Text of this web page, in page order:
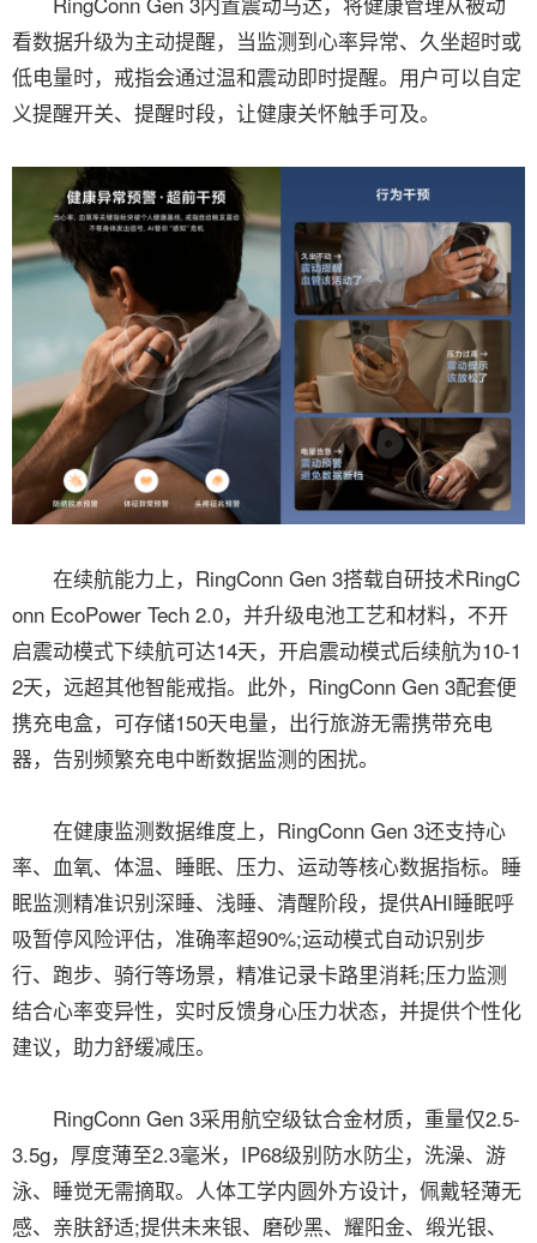
看数据升级为主动提醒，当监测到心率异常、久坐超时或
低电量时，戒指会通过温和震动即时提醒。用户可以自定
义提醒开关、提醒时段，让健康关怀触手可及。
在续航能力上，RingConn Gen 3搭载自研技术RingC
onn EcoPower Tech 2.0，并升级电池工艺和材料，不开
启震动模式下续航可达14天，开启震动模式后续航为10-1
2天，远超其他智能戒指。此外，RingConn Gen 3配套便
携充电盒，可存储150天电量，出行旅游无需携带充电
器，告别频繁充电中断数据监测的困扰。
在健康监测数据维度上，RingConn Gen 3还支持心
率、血氧、体温、睡眠、压力、运动等核心数据指标。睡
眠监测精准识别深睡、浅睡、清醒阶段，提供AHI睡眠呼
吸暂停风险评估，准确率超90%;运动模式自动识别步
行、跑步、骑行等场景，精准记录卡路里消耗;压力监测
结合心率变异性，实时反馈身心压力状态，并提供个性化
建议，助力舒缓减压。
RingConn Gen 3采用航空级钛合金材质，重量仅2.5-
3.5g，厚度薄至2.3毫米，IP68级别防水防尘，洗澡、游
泳、睡觉无需摘取。人体工学内圆外方设计，佩戴轻薄无
感、亲肤舒适;提供未来银、磨砂黑、耀阳金、缎光银、